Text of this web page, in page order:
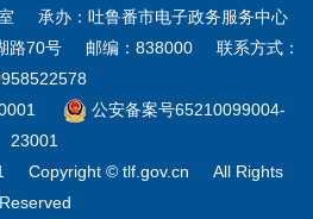
承办：吐鲁番市电子政务服务中心
路70号
邮编：838000
联系方式：
公安备案号65210099004-
23001
Copyright © tlf.gov.cn
All Rights
Reserved